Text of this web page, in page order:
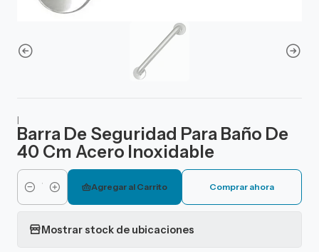
|
Barra De Seguridad Para Baño De
40 Cm Acero Inoxidable
Cantidad
Agregar al Carrito Comprar ahora
Mostrar stock de ubicaciones